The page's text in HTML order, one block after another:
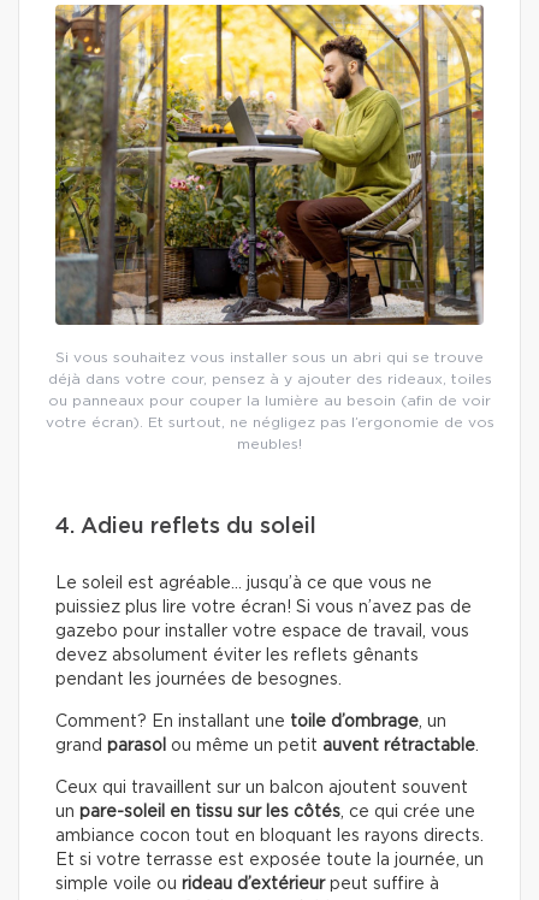
Si vous souhaitez vous installer sous un abri qui se trouve
déjà dans votre cour, pensez à y ajouter des rideaux, toiles
ou panneaux pour couper la lumière au besoin (afin de voir
votre écran). Et surtout, ne négligez pas l’ergonomie de vos
meubles!
4. Adieu reflets du soleil
Le soleil est agréable… jusqu’à ce que vous ne
puissiez plus lire votre écran! Si vous n’avez pas de
gazebo pour installer votre espace de travail, vous
devez absolument éviter les reflets gênants
pendant les journées de besognes.
Comment? En installant une toile d’ombrage, un
grand parasol ou même un petit auvent rétractable.
Ceux qui travaillent sur un balcon ajoutent souvent
un pare-soleil en tissu sur les côtés, ce qui crée une
ambiance cocon tout en bloquant les rayons directs.
Et si votre terrasse est exposée toute la journée, un
simple voile ou rideau d’extérieurpeut suffire à